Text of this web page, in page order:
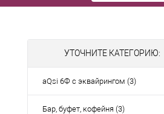
УТОЧНИТЕ КАТЕГОРИЮ:
aQsi 6Ф с эквайрингом (3)
Бар, буфет, кофейня (3)